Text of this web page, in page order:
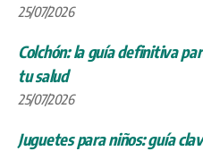
25/07/2026
Colchón: la guía definitiva
tu salud
25/07/2026
Juguetes para niños: guía